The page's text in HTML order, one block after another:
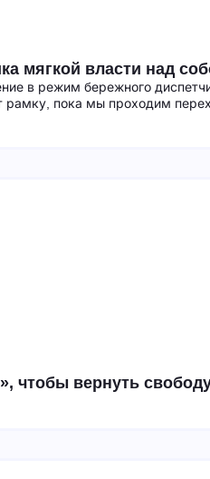
мягкой власти над
в режим бережного
рамку, пока мы проходим
чтобы вернуть